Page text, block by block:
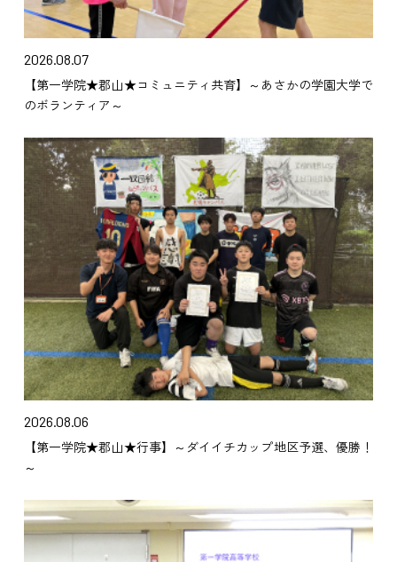
2026.08.07
【第一学院★郡山★コミュニティ共育】～あさかの学園大学で
のボランティア～
2026.08.06
【第一学院★郡山★行事】～ダイイチカップ地区予選、優勝！
～